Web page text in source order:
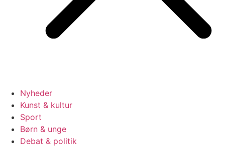
Nyheder
Kunst & kultur
Sport
Børn & unge
Debat & politik